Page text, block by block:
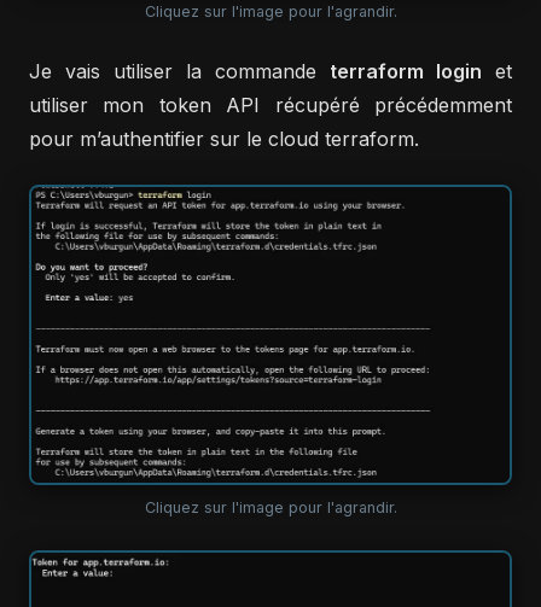
Cliquez sur l'image pour l'agrandir.
Je vais utiliser la commande terraform login et
utiliser mon token API récupéré précédemment
pour m’authentifier sur le cloud terraform.
Cliquez sur l'image pour l'agrandir.